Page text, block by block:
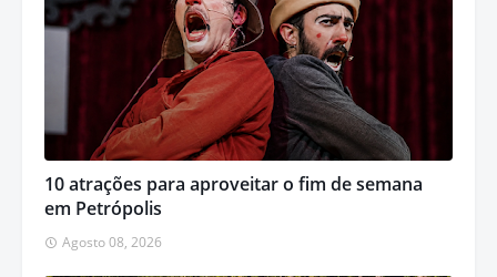
10 atrações para aproveitar o fim de semana
em Petrópolis
Agosto 08, 2026